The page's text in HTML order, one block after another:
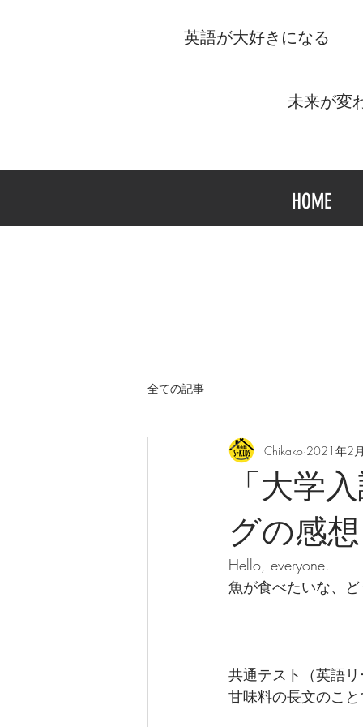
​英語が大好きになる
未来が変
HOME
全ての記事
「大学
グの感想
Chikako 2021年2
Hello, everyone.
魚が食べたいな、
共通テスト（英語
甘味料の長文のこ